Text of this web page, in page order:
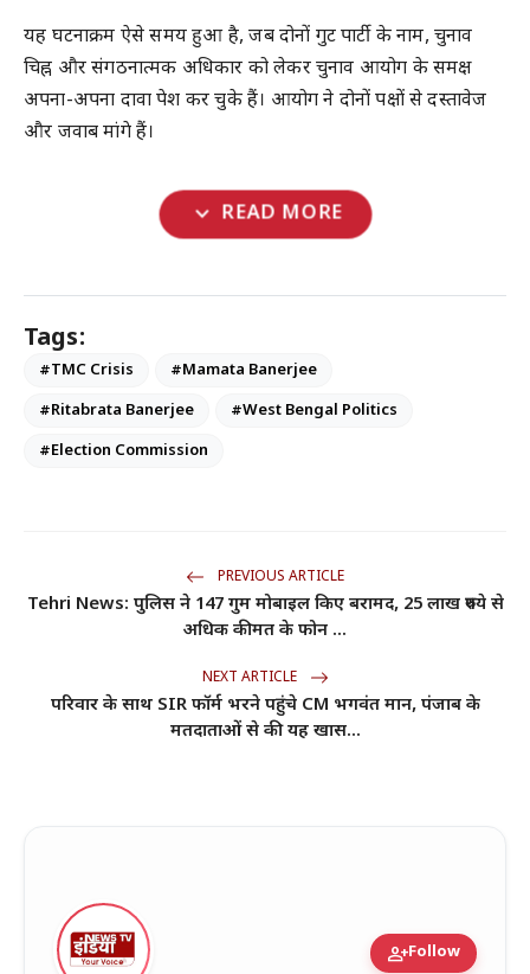
यह घटनाक्रम ऐसे समय हुआ है, जब दोनों गुट पार्टी के नाम, चुनाव
चिह्न और संगठनात्मक अधिकार को लेकर चुनाव आयोग के समक्ष
अपना-अपना दावा पेश कर चुके हैं। आयोग ने दोनों पक्षों से दस्तावेज
और जवाब मांगे हैं।
expand_more READ MORE
Tags:
#TMC Crisis
#Mamata Banerjee
#Ritabrata Banerjee
#West Bengal Politics
#Election Commission
PREVIOUS ARTICLE
Tehri News: पुलिस ने 147 गुम मोबाइल किए बरामद, 25 लाख रुपये से
अधिक कीमत के फोन ...
NEXT ARTICLE
परिवार के साथ SIR फॉर्म भरने पहुंचे CM भगवंत मान, पंजाब के
मतदाताओं से की यह खास...
person_addFollow